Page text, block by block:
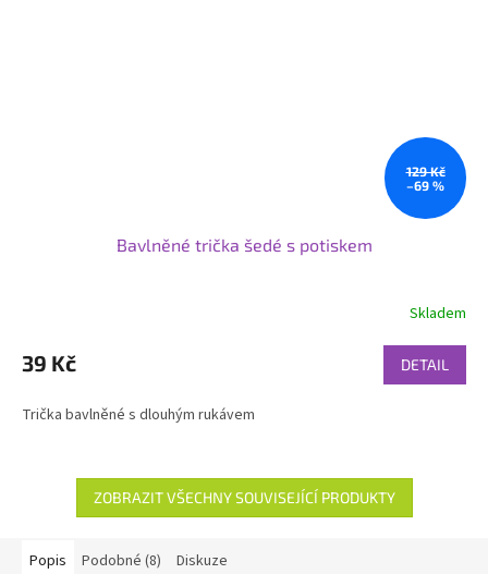
129 Kč
–69 %
Bavlněné trička šedé s potiskem
Skladem
39 Kč DETAIL
Trička bavlněné s dlouhým rukávem
ZOBRAZIT VŠECHNY SOUVISEJÍCÍ PRODUKTY
Popis Podobné (8) Diskuze